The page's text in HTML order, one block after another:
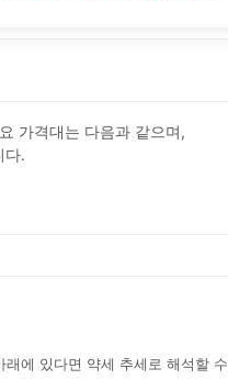
가격대는 다음과 같으며,
다.
에 있다면 약세 추세로 해석할 수